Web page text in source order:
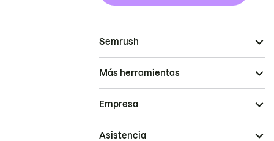
Semrush
Más herramientas
Empresa
Asistencia